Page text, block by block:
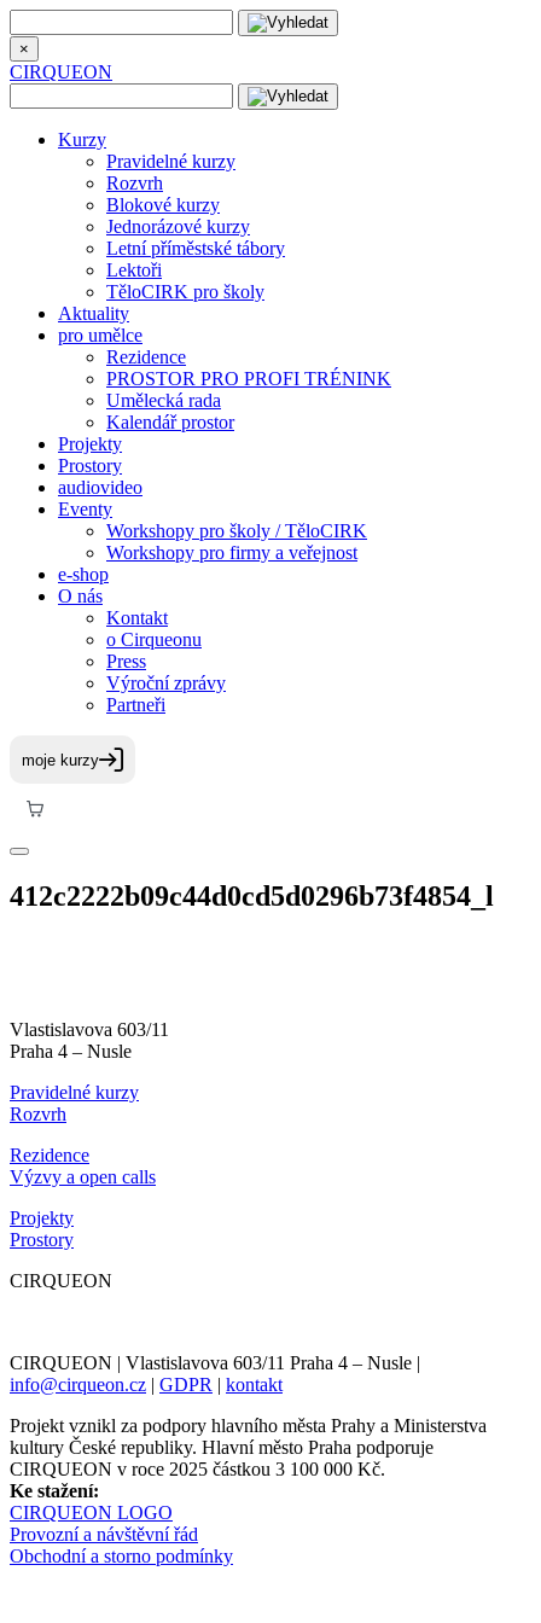
×
CIRQUEON
Kurzy
Pravidelné kurzy
Rozvrh
Blokové kurzy
Jednorázové kurzy
Letní příměstské tábory
Lektoři
TěloCIRK pro školy
Aktuality
pro umělce
Rezidence
PROSTOR PRO PROFI TRÉNINK
Umělecká rada
Kalendář prostor
Projekty
Prostory
audiovideo
Eventy
Workshopy pro školy / TěloCIRK
Workshopy pro firmy a veřejnost
e-shop
O nás
Kontakt
o Cirqueonu
Press
Výroční zprávy
Partneři
412c2222b09c44d0cd5d0296b73f4854_l
Vlastislavova 603/11
Praha 4 – Nusle
Pravidelné kurzy
Rozvrh
Rezidence
Výzvy a open calls
Projekty
Prostory
CIRQUEON
CIRQUEON | Vlastislavova 603/11 Praha 4 – Nusle |
info@cirqueon.cz | GDPR | kontakt
Projekt vznikl za podpory hlavního města Prahy a Ministerstva
kultury České republiky. Hlavní město Praha podporuje
CIRQUEON v roce 2025 částkou 3 100 000 Kč.
Ke stažení:
CIRQUEON LOGO
Provozní a návštěvní řád
Obchodní a storno podmínky